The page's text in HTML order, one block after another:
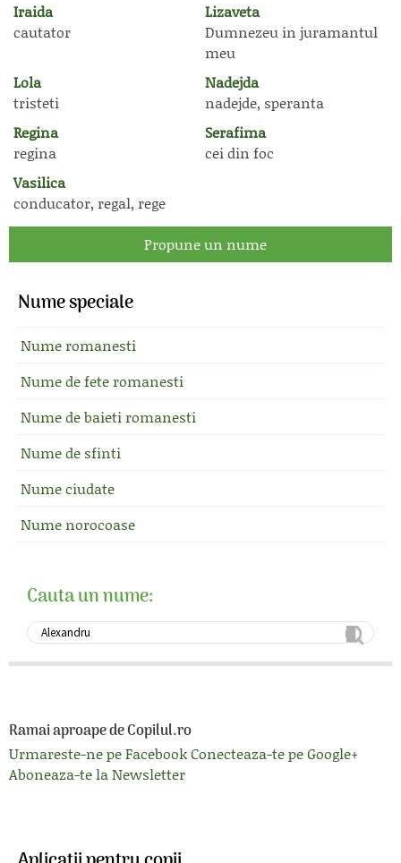
Iraida
cautator
Lizaveta
Dumnezeu in juramantul
meu
Lola
tristeti
Nadejda
nadejde, speranta
Regina
regina
Serafima
cei din foc
Vasilica
conducator, regal, rege
Propune un nume
Nume speciale
Nume romanesti
Nume de fete romanesti
Nume de baieti romanesti
Nume de sfinti
Nume ciudate
Nume norocoase
Cauta un nume:
Ramai aproape de Copilul.ro
Urmareste-ne pe FacebookConecteaza-te pe Google+
Aboneaza-te la Newsletter